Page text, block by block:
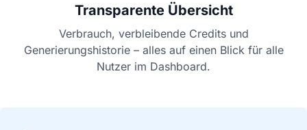
Transparente Übersicht
Verbrauch, verbleibende Credits und
Generierungshistorie – alles auf einen Blick für alle
Nutzer im Dashboard.